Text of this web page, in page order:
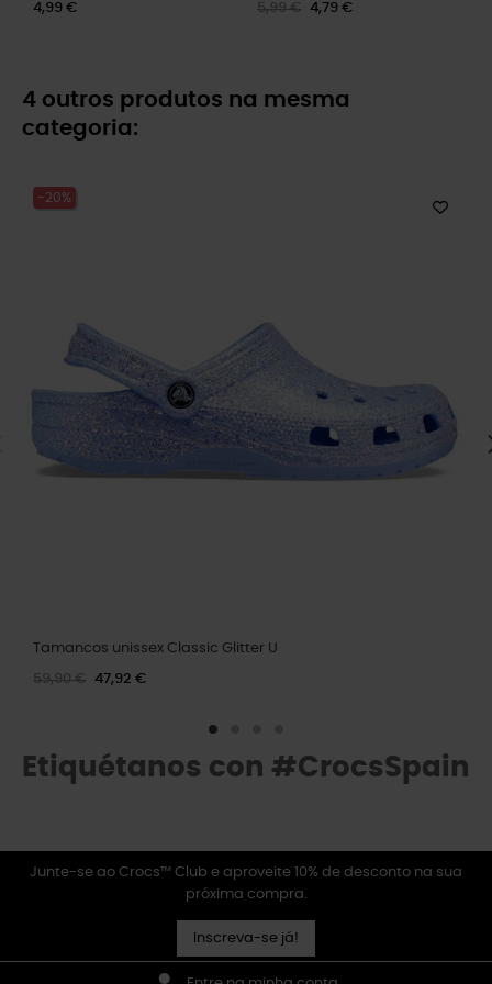
4,99 € 5,99 € 4,79 €
4 outros produtos na mesma
categoria:
-20%
Tamancos unissex Classic Glitter U
59,90 € 47,92 €
Etiquétanos con #CrocsSpain
Junte-se ao Crocs™ Club e aproveite 10% de desconto na sua
próxima compra.
Inscreva-se já!